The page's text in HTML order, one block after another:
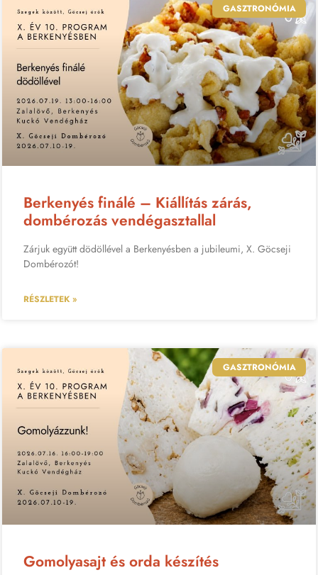
GASZTRONÓMIA
Berkenyés finálé – Kiállítás zárás,
dombérozás vendégasztallal
Zárjuk együtt dödöllével a Berkenyésben a jubileumi, X. Göcseji
Dombérozót!
RÉSZLETEK »
GASZTRONÓMIA
Gomolyasajt és orda készítés